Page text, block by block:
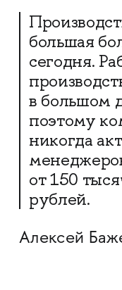
большая
сегодня.
в большом
поэтому
никогда
от 150
рублей.
Алексей